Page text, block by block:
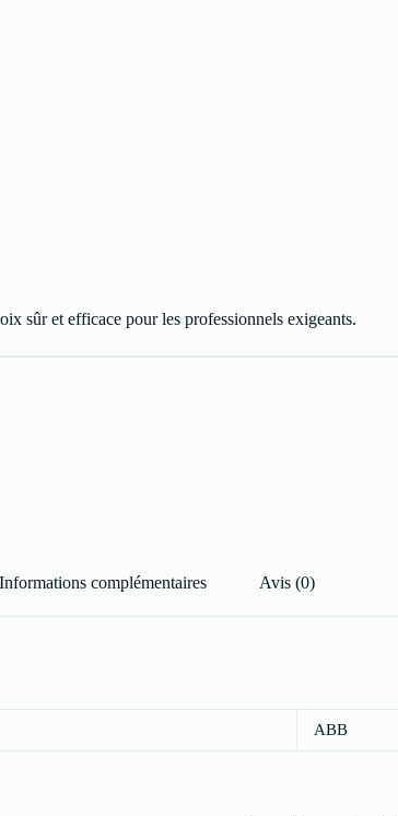
sûr et efficace pour les professionnels exigeants.
Informations complémentaires Avis (0)
ABB